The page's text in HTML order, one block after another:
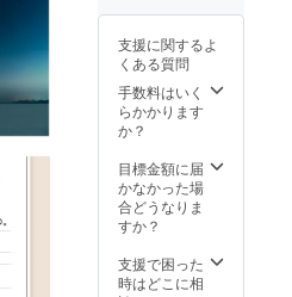
認くだ
さい。
リーに
いくだ
さい。
本製品
は
『5V2A
用する
製品と
なりま
す為、
にお手
持ちの
支援に関するよ
くある質問
手数料はいく
らかかります
か？
目標金額に届
かなかった場
合どうなりま
すか？
支援で困った
時はどこに相